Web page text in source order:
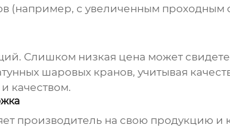
(например, с увеличенным проходным
Слишком низкая цена может
шаровых кранов, учитывая
качеством.
производитель на свою продукцию